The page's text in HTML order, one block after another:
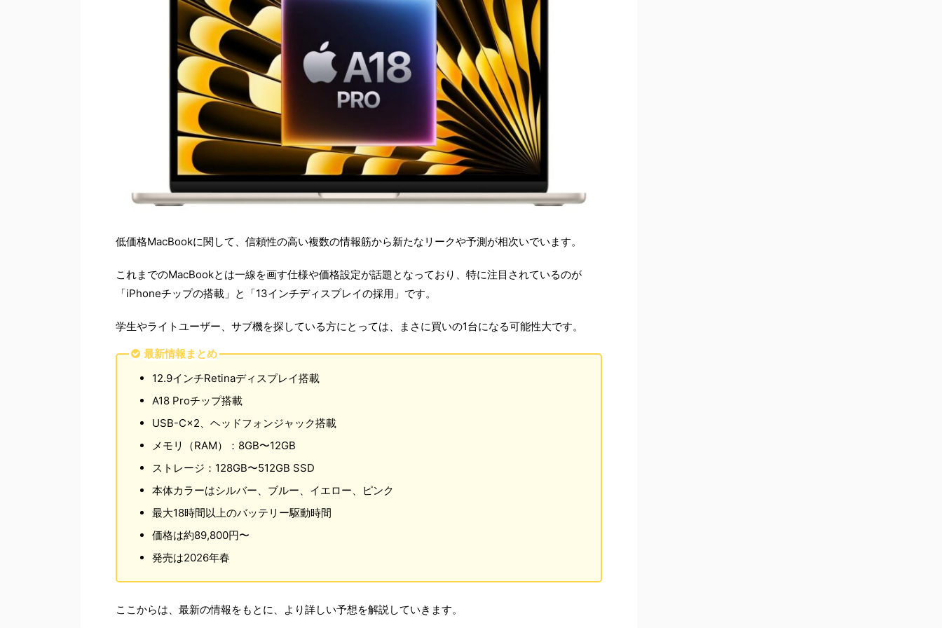
低価格MacBookに関して、信頼性の高い複数の情報筋から新たなリークや予測が相次いでいます。
これまでのMacBookとは一線を画す仕様や価格設定が話題となっており、特に注目されているのが
「iPhoneチップの搭載」と「13インチディスプレイの採用」です。
学生やライトユーザー、サブ機を探している方にとっては、まさに買いの1台になる可能性大です。
最新情報まとめ
12.9インチRetinaディスプレイ搭載
A18 Proチップ搭載
USB-C×2、ヘッドフォンジャック搭載
メモリ（RAM）：8GB〜12GB
ストレージ：128GB〜512GB SSD
本体カラーはシルバー、ブルー、イエロー、ピンク
最大18時間以上のバッテリー駆動時間
価格は約89,800円〜
発売は2026年春
ここからは、最新の情報をもとに、より詳しい予想を解説していきます。